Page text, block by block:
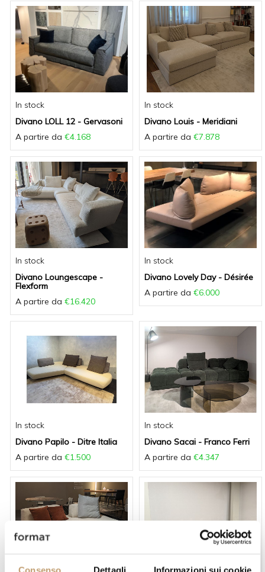
Consenso Dettagli Informazioni sui cookie
In stock
Divano LOLL 12 - Gervasoni
A partire da €4.168
In stock
Divano Louis - Meridiani
A partire da €7.878
In stock
Divano Loungescape -
Flexform
A partire da €16.420
In stock
Divano Lovely Day - Désirée
A partire da €6.000
In stock
Divano Papilo - Ditre Italia
A partire da €1.500
In stock
Divano Sacai - Franco Ferri
A partire da €4.347